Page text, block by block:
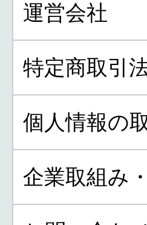
運営会社
特定商取引
個人情報の
企業取組み